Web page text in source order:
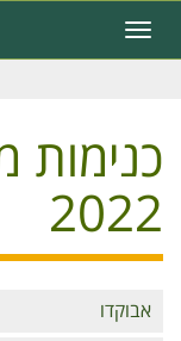
לתוכן
העיקרי
Toggle
navigation
כנימות
2022
Branches
אבוקדו